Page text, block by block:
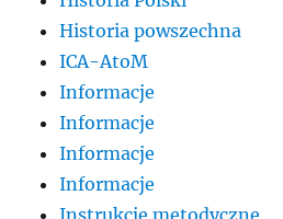
Historia powszechna
ICA-AtoM
Informacje
Informacje
Informacje
Informacje
Instrukcje metodyczne